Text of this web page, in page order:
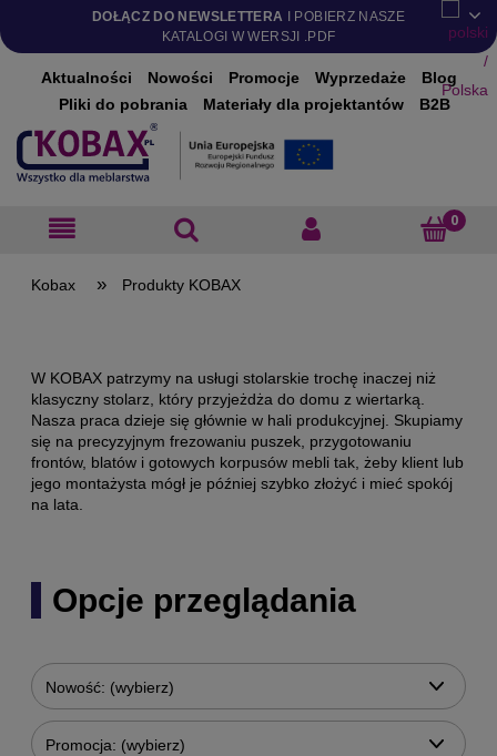
DOŁĄCZ DO NEWSLETTERA I POBIERZ NASZE
KATALOGI W WERSJI .PDF
Aktualności Nowości Promocje Wyprzedaże
Blog
Pliki do pobrania
Materiały dla projektantów B2B
» Produkty KOBAX
W KOBAX patrzymy na usługi stolarskie trochę inaczej niż
klasyczny stolarz, który przyjeżdża do domu z wiertarką.
Nasza praca dzieje się głównie w hali produkcyjnej. Skupiamy
się na precyzyjnym frezowaniu puszek, przygotowaniu
frontów, blatów i gotowych korpusów mebli tak, żeby klient lub
jego montażysta mógł je później szybko złożyć i mieć spokój
na lata.
Opcje przeglądania
Nowość: (wybierz)
Promocja: (wybierz)